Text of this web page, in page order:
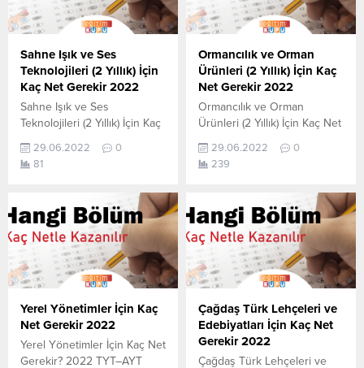
Sahne Işık ve Ses
Teknolojileri (2 Yıllık) İçin
Kaç Net Gerekir 2022
Sahne Işık ve Ses
Teknolojileri (2 Yıllık) İçin Kaç
Sahne Işık ve Ses
Teknolojileri (2 Yıllık) için kaç
sorusunun cevabını
aşağıdan öğrenebilirsiniz. Bu
veriler 2021 TYT-AYT
sınavında en son yerleşen
öğrencilerin yapmış olduğu
netlerdir. YÖKATLAS YKS-
TYT Net Sihirbazı, YKS-TYT
Net Sihirbazı. Sayfamızdaki
29.06.2022
0
81
Ormancılık ve Orman
Ürünleri (2 Yıllık) İçin Kaç
Net Gerekir 2022
Ormancılık ve Orman
Ürünleri (2 Yıllık) İçin Kaç Net
Ormancılık ve Orman
Ürünleri (2 Yıllık) için kaç net
cevabını aşağıdan
öğrenebilirsiniz. Bu veriler
2021 TYT-AYT sınavında en
son yerleşen öğrencilerin
yapmış olduğu netlerdir.
YÖKATLAS YKS-TYT Net
Sihirbazı, YKS-TYT Net
Sihirbazı. Sayfamızdaki
verilerin tamamı
29.06.2022
0
239
Yerel Yönetimler İçin Kaç
Net Gerekir 2022
Yerel Yönetimler İçin Kaç Net
Gerekir? 2022 TYT–AYT
Çağdaş Türk Lehçeleri ve
Edebiyatları İçin Kaç Net
Gerekir 2022
Çağdaş Türk Lehçeleri ve